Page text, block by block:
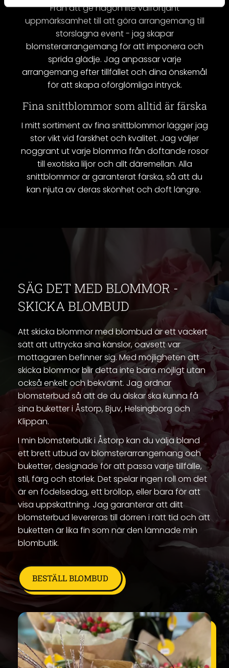
Från att ge någon lite välförtjänt
uppmärksamhet till att göra arrangemang till
storslagna event - jag skapar
blomsterarrangemang för att imponera och
sprida glädje. Jag anpassar varje
arrangemang efter tillfället och dina önskemål
för att skapa oförglömliga intryck.
Fina snittblommor som alltid är färska
I mitt sortiment av fina snittblommor lägger jag
stor vikt vid färskhet och kvalitet. Jag väljer
noggrant ut varje blomma från doftande rosor
till exotiska liljor och allt däremellan. Alla
snittblommor är garanterat färska, så att du
kan njuta av deras skönhet och doft längre.
SÄG DET MED BLOMMOR -
SKICKA BLOMBUD
Att skicka blommor med blombud är ett vackert
sätt att uttrycka sina känslor, oavsett var
mottagaren befinner sig. Med möjligheten att
skicka blommor blir detta inte bara möjligt utan
också enkelt och bekvämt. Jag ordnar
blomsterbud så att de du älskar ska kunna få
sina buketter i Åstorp, Bjuv, Helsingborg och
Klippan.
I min blomsterbutik i Åstorp kan du välja bland
ett brett utbud av blomsterarrangemang och
buketter, designade för att passa varje tillfälle,
stil, färg och storlek. Det spelar ingen roll om det
är en födelsedag, ett bröllop, eller bara för att
visa uppskattning. Jag garanterar att ditt
blomsterbud levereras till dörren i rätt tid och att
buketten är lika fin som när den lämnade min
blombutik.
BESTÄLL BLOMBUD